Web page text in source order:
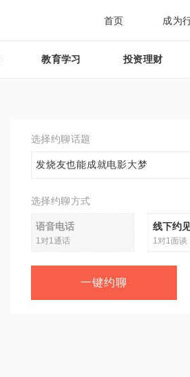
首页 成为
教育学习 投资理财
选择约聊话题
发烧友也能成就电影大梦
选择约聊方式
语音电话
1对1通话
线下约
1对1面谈
一键约聊